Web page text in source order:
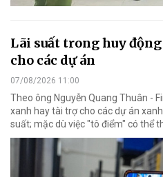
Lãi suất trong huy
cho các dự án
07/08/2026 11:00
Theo ông Nguyễn Quang Thuân -
xanh hay tài trợ cho các dự án
suất; mặc dù việc "tô điểm" có thể